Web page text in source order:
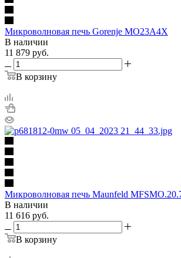
Микроволновая печь Gorenje MO23A4X
В наличии
11 879 руб.
В корзину
Микроволновая печь Maunfeld
В наличии
11 616 руб.
В корзину